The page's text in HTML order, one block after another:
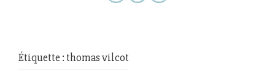
Étiquette : thomas vilcot